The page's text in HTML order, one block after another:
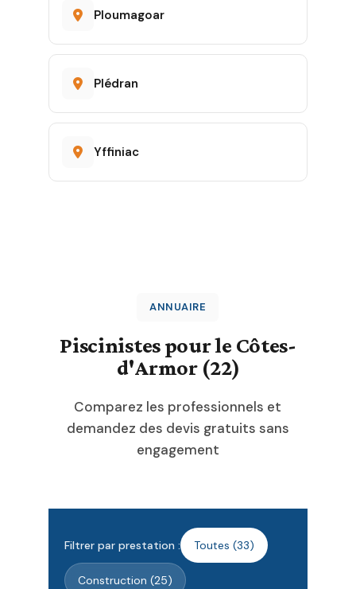
Ploumagoar
Plédran
Yffiniac
ANNUAIRE
Piscinistes pour le Côtes-
d'Armor (22)
Comparez les professionnels et
demandez des devis gratuits sans
engagement
Filtrer par prestation : Toutes (33)
Construction (25)